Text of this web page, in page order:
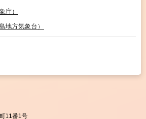
庁）
地方気象台）
11番1号